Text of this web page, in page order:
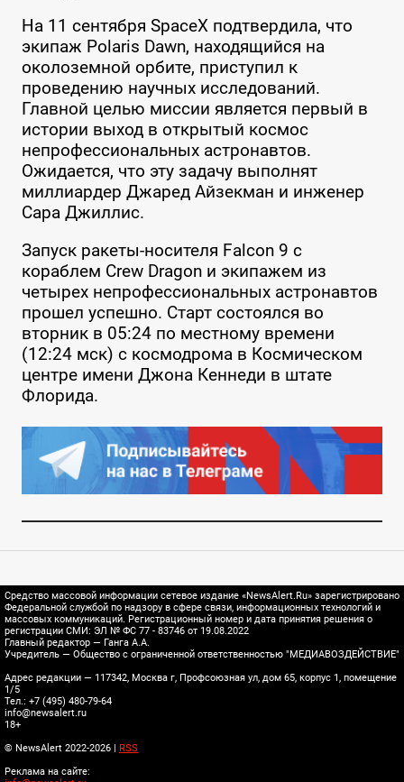
На 11 сентября SpaceX подтвердила, что
экипаж Polaris Dawn, находящийся на
околоземной орбите, приступил к
проведению научных исследований.
Главной целью миссии является первый в
истории выход в открытый космос
непрофессиональных астронавтов.
Ожидается, что эту задачу выполнят
миллиардер Джаред Айзекман и инженер
Сара Джиллис.
Запуск ракеты-носителя Falcon 9 с
кораблем Crew Dragon и экипажем из
четырех непрофессиональных астронавтов
прошел успешно. Старт состоялся во
вторник в 05:24 по местному времени
(12:24 мск) с космодрома в Космическом
центре имени Джона Кеннеди в штате
Флорида.
Средство массовой информации сетевое издание «NewsAlert.Ru» зарегистрировано
Федеральной службой по надзору в сфере связи, информационных технологий и
массовых коммуникаций. Регистрационный номер и дата принятия решения о
регистрации СМИ: ЭЛ № ФС 77 - 83746 от 19.08.2022
Главный редактор — Ганга А.А.
Учредитель — Общество с ограниченной ответственностью "МЕДИАВОЗДЕЙСТВИЕ"
Адрес редакции — 117342, Москва г, Профсоюзная ул, дом 65, корпус 1, помещение
1/5
Тел.: +7 (495) 480-79-64
info@newsalert.ru
18+
© NewsAlert 2022-2026 | RSS
Реклама на сайте: